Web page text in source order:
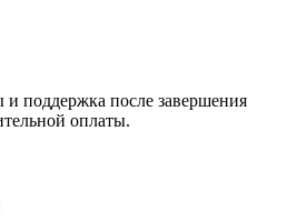
поддержка после завершения
оплаты.